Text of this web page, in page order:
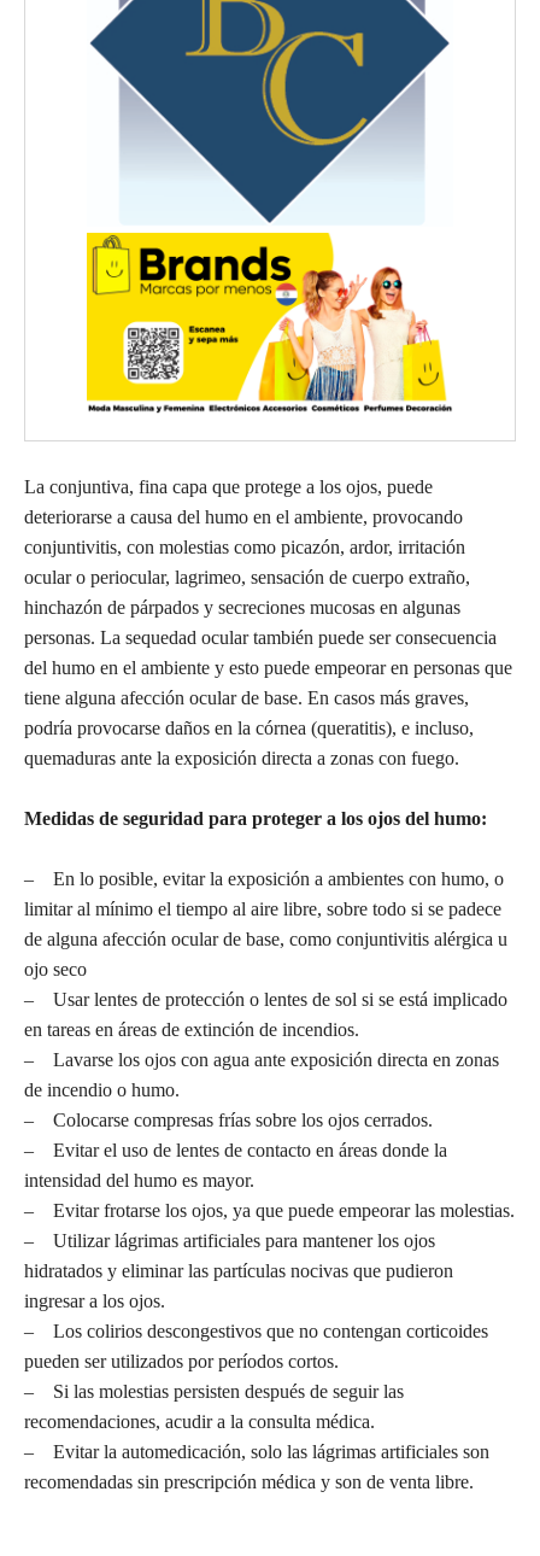
La conjuntiva, fina capa que protege a los ojos, puede
deteriorarse a causa del humo en el ambiente, provocando
conjuntivitis, con molestias como picazón, ardor, irritación
ocular o periocular, lagrimeo, sensación de cuerpo extraño,
hinchazón de párpados y secreciones mucosas en algunas
personas. La sequedad ocular también puede ser consecuencia
del humo en el ambiente y esto puede empeorar en personas que
tiene alguna afección ocular de base. En casos más graves,
podría provocarse daños en la córnea (queratitis), e incluso,
quemaduras ante la exposición directa a zonas con fuego.
Medidas de seguridad para proteger a los ojos del humo:
– En lo posible, evitar la exposición a ambientes con humo, o
limitar al mínimo el tiempo al aire libre, sobre todo si se padece
de alguna afección ocular de base, como conjuntivitis alérgica u
ojo seco
– Usar lentes de protección o lentes de sol si se está implicado
en tareas en áreas de extinción de incendios.
– Lavarse los ojos con agua ante exposición directa en zonas
de incendio o humo.
– Colocarse compresas frías sobre los ojos cerrados.
– Evitar el uso de lentes de contacto en áreas donde la
intensidad del humo es mayor.
– Evitar frotarse los ojos, ya que puede empeorar las molestias.
– Utilizar lágrimas artificiales para mantener los ojos
hidratados y eliminar las partículas nocivas que pudieron
ingresar a los ojos.
– Los colirios descongestivos que no contengan corticoides
pueden ser utilizados por períodos cortos.
– Si las molestias persisten después de seguir las
recomendaciones, acudir a la consulta médica.
– Evitar la automedicación, solo las lágrimas artificiales son
recomendadas sin prescripción médica y son de venta libre.